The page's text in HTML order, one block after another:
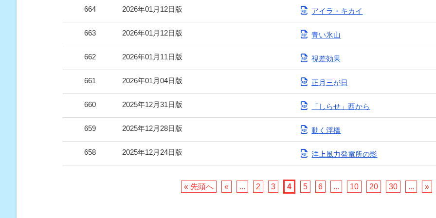
664 2026年01月12日版 アイラ・キカイ
663 2026年01月12日版 青い氷山
662 2026年01月11日版 視差効果
661 2026年01月04日版 正月三が日
660 2025年12月31日版 「しらせ」西から
659 2025年12月28日版 動く浮橋
658 2025年12月24日版 洋上風力発電所の影
« 先頭へ « ... 2 3 4 5 6 ... 10 20 30 ... »